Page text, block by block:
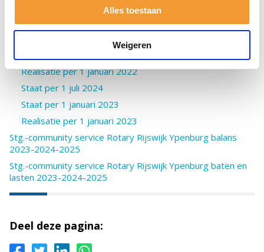
Alles toestaan
Weigeren
Stichting Community Service (ANBI)
Realisatie per 1 januari 2022
Staat per 1 juli 2024
Staat per 1 januari 2023
Realisatie per 1 januari 2023
Stg.-community service Rotary Rijswijk Ypenburg balans
2023-2024-2025
Stg.-community service Rotary Rijswijk Ypenburg baten en
lasten 2023-2024-2025
Deel deze pagina: